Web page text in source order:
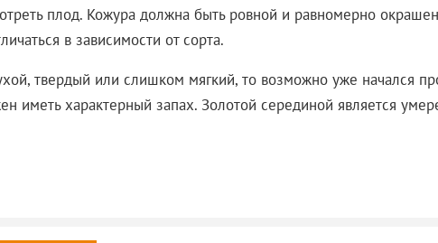
плод. Кожура должна быть ровной и равномерно
в зависимости от сорта.
твердый или слишком мягкий, то возможно уже начался
иметь характерный запах. Золотой серединой является